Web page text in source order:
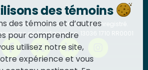
organisme de bienfaisance enregistré.
de bienfaisance: 13036 1710 RR0001
des témoins
des témoins et d’autres
pour comprendre
utilisez notre site,
expérience et vous